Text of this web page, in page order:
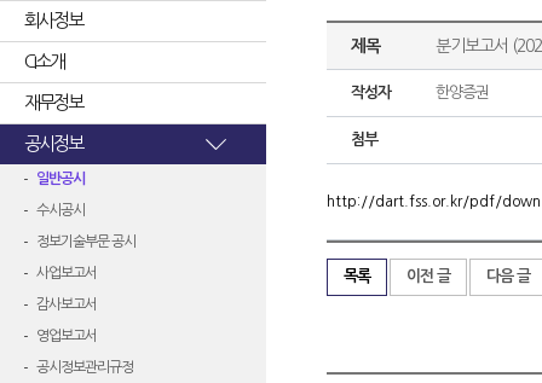
회사정보
CI소개
재무정보
공시정보
일반공시
수시공시
정보기술부문 공시
사업보고서
감사보고서
영업보고서
공시정보관리규정
제목 분기보고서
작성자 한양증권
첨부
http://dart.fss.or.kr/pdf/
목록 이전 글 다음 글